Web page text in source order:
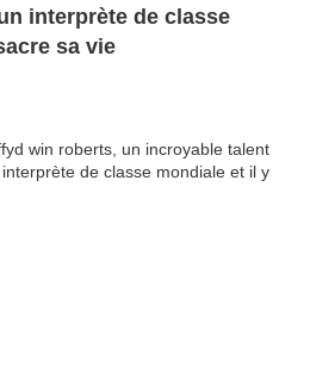
interprète de classe
sa vie